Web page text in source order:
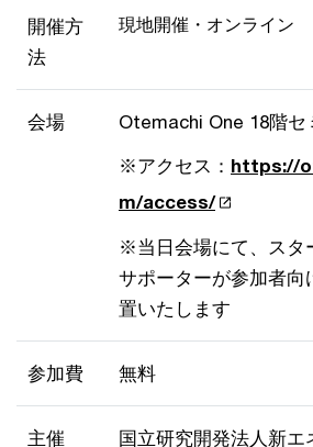
開催方
法
現地開催・オンライン
会場
Otemachi One 18階セ
※アクセス： https://
m/access/
※当日会場にて、スタ
サポーターが参加者向
置いたします
参加費 無料
主催
国立研究開発法人新